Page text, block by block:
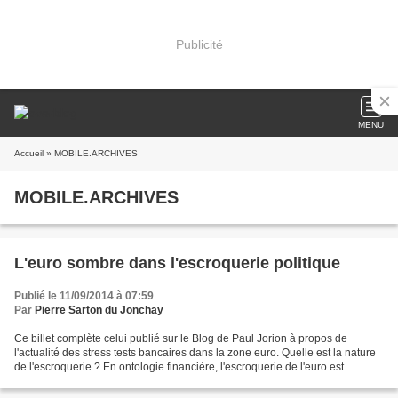
Publicité
MENU
Accueil » MOBILE.ARCHIVES
MOBILE.ARCHIVES
L'euro sombre dans l'escroquerie politique
Publié le 11/09/2014 à 07:59
Par Pierre Sarton du Jonchay
Ce billet complète celui publié sur le Blog de Paul Jorion à propos de
l'actualité des stress tests bancaires dans la zone euro. Quelle est la nature
de l'escroquerie ? En ontologie financière, l'escroquerie de l'euro est